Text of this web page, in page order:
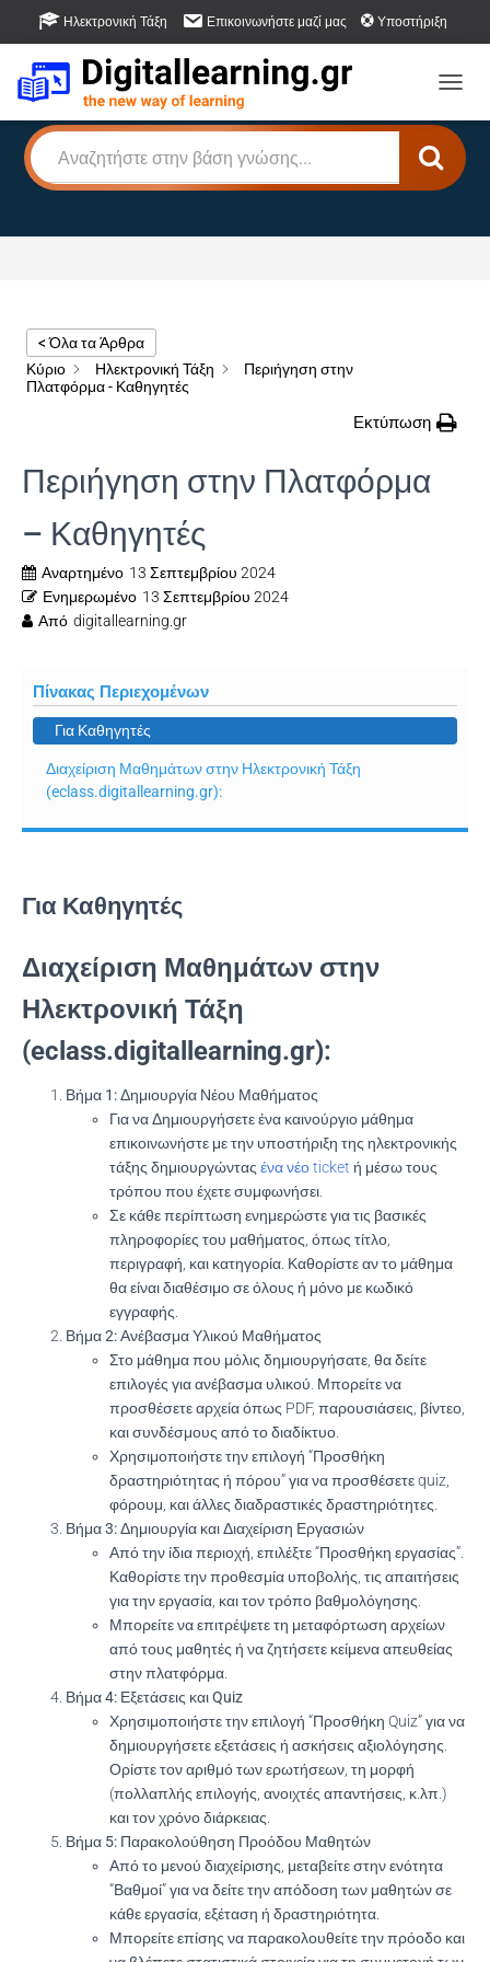
Ηλεκτρονική Τάξη Επικοινωνήστε μαζί μας Υποστήριξη
Βάση Γνώσης
Πως μπορούμε να βοηθήσουμε;
< Όλα τα Άρθρα
Κύριο
Ηλεκτρονική Τάξη
Περιήγηση στην
Πλατφόρμα - Καθηγητές
Εκτύπωση
Περιήγηση στην Πλατφόρμα
– Καθηγητές
Αναρτημένο 13 Σεπτεμβρίου 2024
Ενημερωμένο 13 Σεπτεμβρίου 2024
Από digitallearning.gr
Πίνακας Περιεχομένων
Για Καθηγητές
Διαχείριση Μαθημάτων στην Ηλεκτρονική Τάξη
(eclass.digitallearning.gr):
Για Καθηγητές
Διαχείριση Μαθημάτων στην
Ηλεκτρονική Τάξη
(eclass.digitallearning.gr):
Βήμα 1: Δημιουργία Νέου Μαθήματος
Για να Δημιουργήσετε ένα καινούργιο μάθημα
επικοινωνήστε με την υποστήριξη της ηλεκτρονικής
τάξης δημιουργώντας ένα νέο ticket ή μέσω τους
τρόπου που έχετε συμφωνήσει.
Σε κάθε περίπτωση ενημερώστε για τις βασικές
πληροφορίες του μαθήματος, όπως τίτλο,
περιγραφή, και κατηγορία. Καθορίστε αν το μάθημα
θα είναι διαθέσιμο σε όλους ή μόνο με κωδικό
εγγραφής.
Βήμα 2: Ανέβασμα Υλικού Μαθήματος
Στο μάθημα που μόλις δημιουργήσατε, θα δείτε
επιλογές για ανέβασμα υλικού. Μπορείτε να
προσθέσετε αρχεία όπως PDF, παρουσιάσεις, βίντεο,
και συνδέσμους από το διαδίκτυο.
Χρησιμοποιήστε την επιλογή “Προσθήκη
δραστηριότητας ή πόρου” για να προσθέσετε quiz,
φόρουμ, και άλλες διαδραστικές δραστηριότητες.
Βήμα 3: Δημιουργία και Διαχείριση Εργασιών
Από την ίδια περιοχή, επιλέξτε “Προσθήκη εργασίας”.
Καθορίστε την προθεσμία υποβολής, τις απαιτήσεις
για την εργασία, και τον τρόπο βαθμολόγησης.
Μπορείτε να επιτρέψετε τη μεταφόρτωση αρχείων
από τους μαθητές ή να ζητήσετε κείμενα απευθείας
στην πλατφόρμα.
Βήμα 4: Εξετάσεις και Quiz
Χρησιμοποιήστε την επιλογή “Προσθήκη Quiz” για να
δημιουργήσετε εξετάσεις ή ασκήσεις αξιολόγησης.
Ορίστε τον αριθμό των ερωτήσεων, τη μορφή
(πολλαπλής επιλογής, ανοιχτές απαντήσεις, κ.λπ.)
και τον χρόνο διάρκειας.
Βήμα 5: Παρακολούθηση Προόδου Μαθητών
Από το μενού διαχείρισης, μεταβείτε στην ενότητα
“Βαθμοί” για να δείτε την απόδοση των μαθητών σε
κάθε εργασία, εξέταση ή δραστηριότητα.
Μπορείτε επίσης να παρακολουθείτε την πρόοδο και